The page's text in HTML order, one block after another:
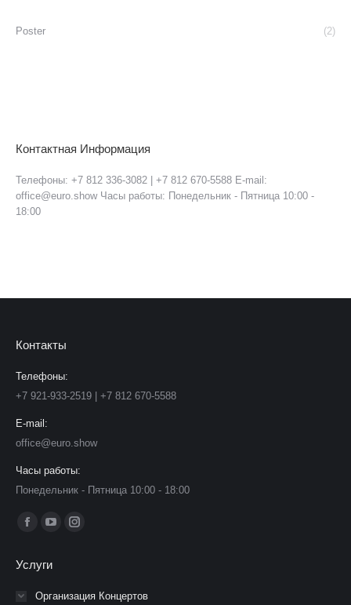
Poster (2)
Контактная Информация
Телефоны: +7 812 336-3082 | +7 812 670-5588 E-mail:
office@euro.show Часы работы: Понедельник - Пятница 10:00 -
18:00
Контакты
Телефоны:
+7 921-933-2519 | +7 812 670-5588
E-mail:
office@euro.show
Часы работы:
Понедельник - Пятница 10:00 - 18:00
Ищите нас:
Страница
открывается
Страница
открывается
в
Страница
в
Услуги
Организация Концертов